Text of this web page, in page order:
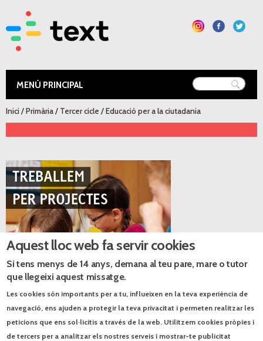
contingut
Text Educació
Esteu aquí
Inici/Primària/ Tercer cicle /Educació per a la ciutadania
Catàlegs PDF
primaria primaria == cicle-superior cicle-superior == ed-ciutadania ed-
ciutadania ==
Aquest lloc web fa servir cookies
Si tens menys de 14 anys, demana al teu pare, mare o tutor
que llegeixi aquest missatge.
Les cookies són importants per a tu, influeixen en la teva experiència de
navegació, ens ajuden a protegir la teva privacitat i permeten realitzar les
peticions que ens sol·licitis a través de la web. Utilitzem cookies pròpies i
de tercers per a analitzar els nostres serveis i mostrar-te publicitat